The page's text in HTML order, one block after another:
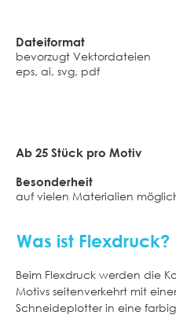
Dateiformat​
​bevorzugt Vektordateien
eps, ai, svg, pdf
Ab 25 Stück pro Motiv
Besonderheit
auf vielen Materialien
Was ist Flexdruck?
Beim Flexdruck werden die
Motivs seitenverkehrt mit
Schneideplotter in eine